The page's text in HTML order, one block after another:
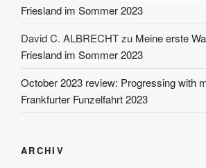
Friesland im Sommer 2023
David C. ALBRECHTzu Meine erste
Friesland im Sommer 2023
October 2023 review: Progressing with
Frankfurter Funzelfahrt 2023
ARCHIV